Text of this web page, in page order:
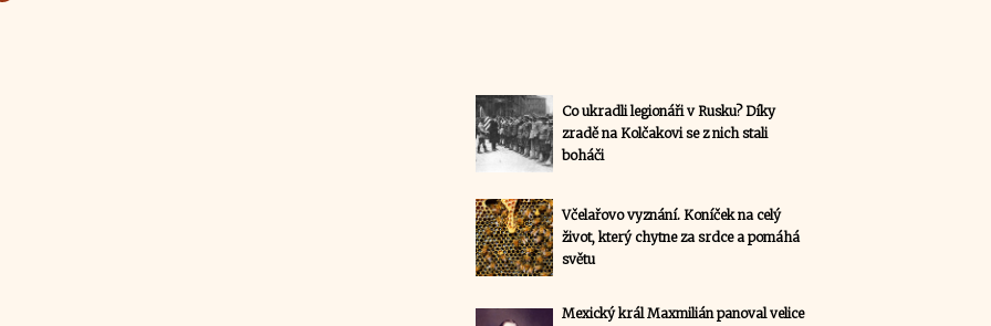
Co ukradli legionáři v Rusku? Díky
zradě na Kolčakovi se z nich stali
boháči
Včelařovo vyznání. Koníček na celý
život, který chytne za srdce a pomáhá
světu
Mexický král Maxmilián panoval velice